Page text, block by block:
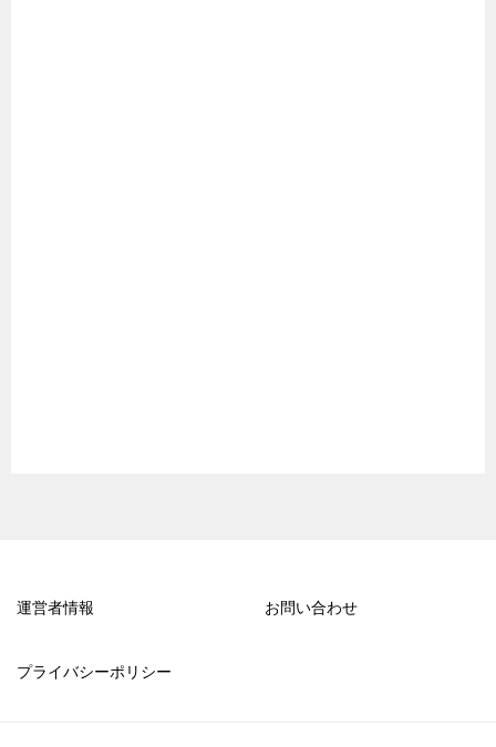
運営者情報 お問い合わせ
プライバシーポリシー